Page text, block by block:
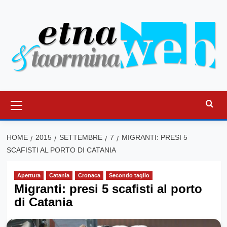
principale
HOME 2015 SETTEMBRE 7
MIGRANTI: PRESI 5
SCAFISTI AL PORTO DI CATANIA
Apertura Catania Cronaca Secondo taglio
Migranti: presi 5 scafisti al porto
di Catania